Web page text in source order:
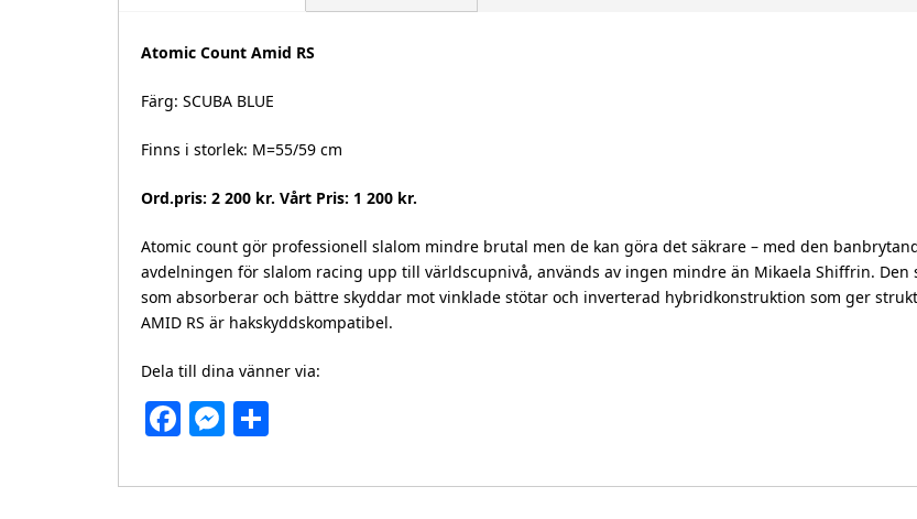
Atomic Count Amid RS
Färg: SCUBA BLUE
Finns i storlek: M=55/59 cm
Ord.pris: 2 200 kr. Vårt Pris: 1 200 kr.
Atomic count gör professionell slalom mindre brutal men de kan göra det säkrare – med den
avdelningen för slalom racing upp till världscupnivå, används av ingen mindre än Mikaela Shiffrin.
som absorberar och bättre skyddar mot vinklade stötar och inverterad hybridkonstruktion som ger
AMID RS är hakskyddskompatibel.
Dela till dina vänner via:
Facebook
Messenger